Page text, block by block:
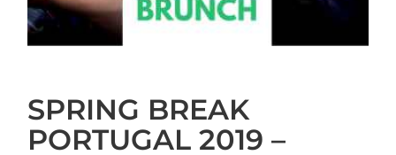
SPRING BREAK
PORTUGAL 2019 –